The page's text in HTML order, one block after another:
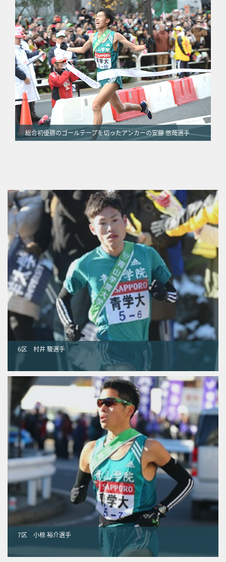
総合初優勝のゴールテープを切ったアンカーの安藤 悠哉選手
6区 村井 駿選手
7区 小椋 裕介選手